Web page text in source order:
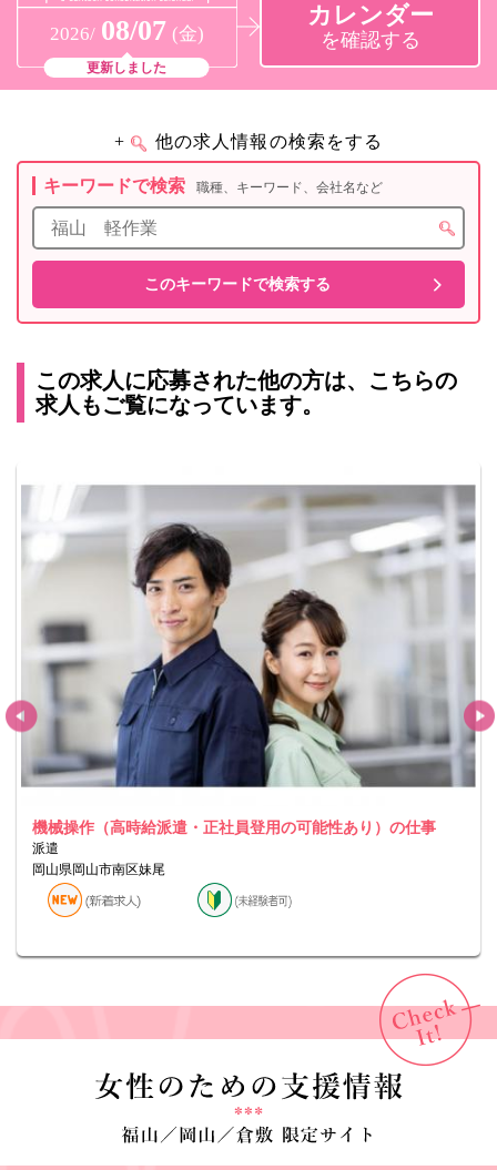
2026/ 08/07 (金)
更新しました
カレンダー
を確認する
+ 他の求人情報の検索をする
キーワードで検索 職種、キーワード、会社名など
この求人に応募された他の方は、こちらの
求人もご覧になっています。
機械操作（高時給派遣・正社員登用の可能性あり）の仕事
派遣
岡山県岡山市南区妹尾